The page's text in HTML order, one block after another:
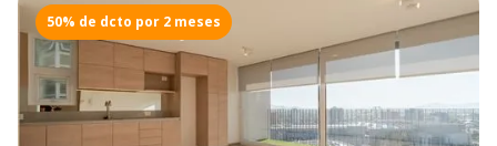
50% de dcto por 2 meses